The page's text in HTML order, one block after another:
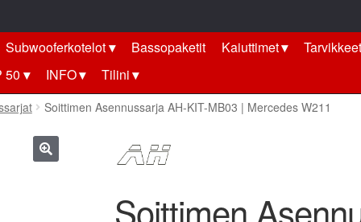
Subwooferkotelot Bassopaketit Kaiuttimet
Tarvikkeet
50 INFO Tilini
Soittimen Asennussarja AH-KIT-MB03 | Mercedes W211
Soittimen